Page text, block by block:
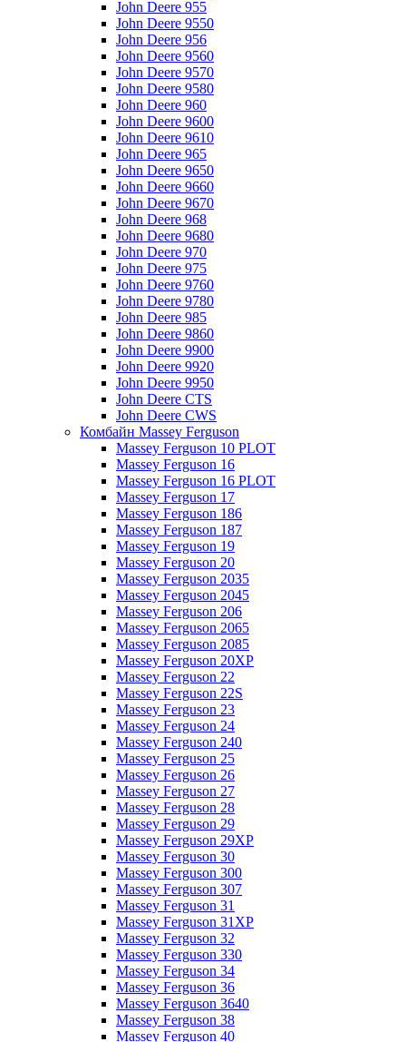
John Deere 955
John Deere 9550
John Deere 956
John Deere 9560
John Deere 9570
John Deere 9580
John Deere 960
John Deere 9600
John Deere 9610
John Deere 965
John Deere 9650
John Deere 9660
John Deere 9670
John Deere 968
John Deere 9680
John Deere 970
John Deere 975
John Deere 9760
John Deere 9780
John Deere 985
John Deere 9860
John Deere 9900
John Deere 9920
John Deere 9950
John Deere CTS
John Deere CWS
Комбайн Massey Ferguson
Massey Ferguson 10 PLOT
Massey Ferguson 16
Massey Ferguson 16 PLOT
Massey Ferguson 17
Massey Ferguson 186
Massey Ferguson 187
Massey Ferguson 19
Massey Ferguson 20
Massey Ferguson 2035
Massey Ferguson 2045
Massey Ferguson 206
Massey Ferguson 2065
Massey Ferguson 2085
Massey Ferguson 20XP
Massey Ferguson 22
Massey Ferguson 22S
Massey Ferguson 23
Massey Ferguson 24
Massey Ferguson 240
Massey Ferguson 25
Massey Ferguson 26
Massey Ferguson 27
Massey Ferguson 28
Massey Ferguson 29
Massey Ferguson 29XP
Massey Ferguson 30
Massey Ferguson 300
Massey Ferguson 307
Massey Ferguson 31
Massey Ferguson 31XP
Massey Ferguson 32
Massey Ferguson 330
Massey Ferguson 34
Massey Ferguson 36
Massey Ferguson 3640
Massey Ferguson 38
Massey Ferguson 40